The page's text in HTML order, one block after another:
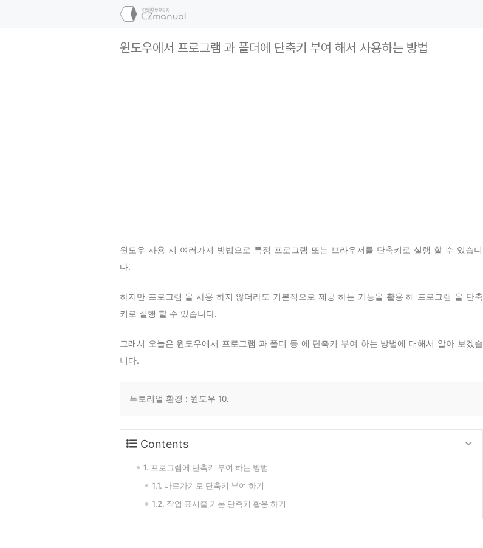
윈도우에서 프로그램 과 폴더에 단축키 부여 해서 사용하는 방법
윈도우 사용 시 여러가지 방법으로 특정 프로그램 또는 브라우저를 단축키로 실행 할 수 있습니
다.
하지만 프로그램 을 사용 하지 않더라도 기본적으로 제공 하는 기능을 활용 해 프로그램 을 단축
키로 실행 할 수 있습니다.
그래서 오늘은 윈도우에서 프로그램 과 폴더 등 에 단축키 부여 하는 방법에 대해서 알아 보겠습
니다.
튜토리얼 환경 : 윈도우 10.
Contents
1. 프로그램에 단축키 부여 하는 방법
1.1. 바로가기로 단축키 부여 하기
1.2. 작업 표시줄 기본 단축키 활용 하기